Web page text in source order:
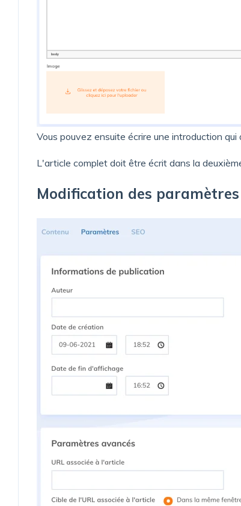
Vous pouvez ensuite écrire une introduction
L'article complet doit être écrit dans la
Modification des paramètres